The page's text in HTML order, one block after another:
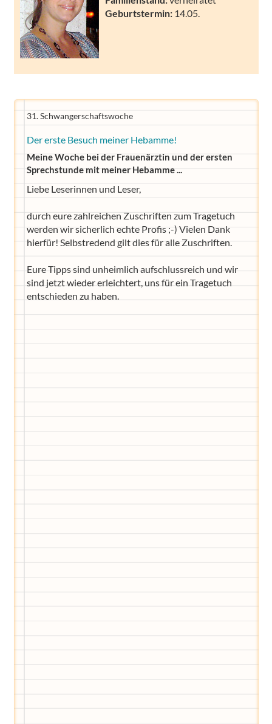
Geburtstermin: 14.05.
31. Schwangerschaftswoche
Der erste Besuch meiner Hebamme!
Meine Woche bei der Frauenärztin und der ersten
Sprechstunde mit meiner Hebamme ...
Liebe Leserinnen und Leser,
durch eure zahlreichen Zuschriften zum Tragetuch
werden wir sicherlich echte Profis ;-) Vielen Dank
hierfür! Selbstredend gilt dies für alle Zuschriften.
Eure Tipps sind unheimlich aufschlussreich und wir
sind jetzt wieder erleichtert, uns für ein Tragetuch
entschieden zu haben.